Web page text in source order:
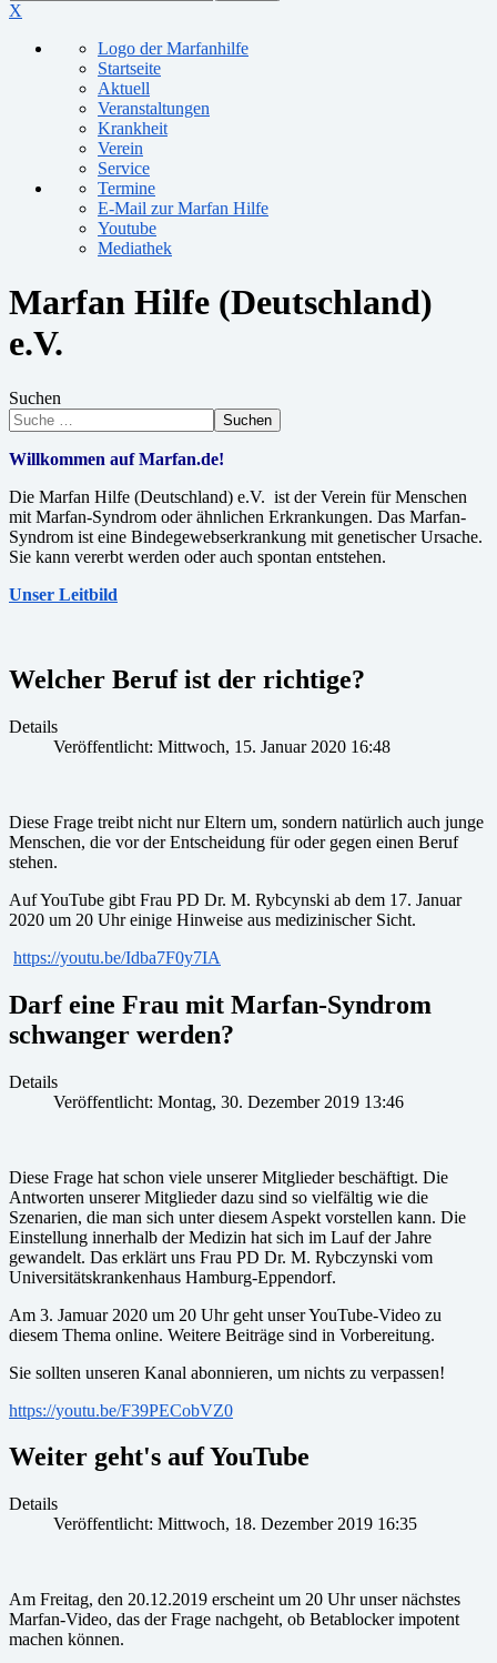
X
Logo der Marfanhilfe
Startseite
Aktuell
Veranstaltungen
Krankheit
Verein
Service
Termine
E-Mail zur Marfan Hilfe
Youtube
Mediathek
Marfan Hilfe (Deutschland)
e.V.
Suchen
Suchen
Willkommen auf Marfan.de!
Die Marfan Hilfe (Deutschland) e.V. ist der Verein für Menschen
mit Marfan-Syndrom oder ähnlichen Erkrankungen. Das Marfan-
Syndrom ist eine Bindegewebserkrankung mit genetischer Ursache.
Sie kann vererbt werden oder auch spontan entstehen.
Unser Leitbild
Welcher Beruf ist der richtige?
Details
Veröffentlicht: Mittwoch, 15. Januar 2020 16:48
Diese Frage treibt nicht nur Eltern um, sondern natürlich auch junge
Menschen, die vor der Entscheidung für oder gegen einen Beruf
stehen.
Auf YouTube gibt Frau PD Dr. M. Rybcynski ab dem 17. Januar
2020 um 20 Uhr einige Hinweise aus medizinischer Sicht.
https://youtu.be/Idba7F0y7IA
Darf eine Frau mit Marfan-Syndrom
schwanger werden?
Details
Veröffentlicht: Montag, 30. Dezember 2019 13:46
Diese Frage hat schon viele unserer Mitglieder beschäftigt. Die
Antworten unserer Mitglieder dazu sind so vielfältig wie die
Szenarien, die man sich unter diesem Aspekt vorstellen kann. Die
Einstellung innerhalb der Medizin hat sich im Lauf der Jahre
gewandelt. Das erklärt uns Frau PD Dr. M. Rybczynski vom
Universitätskrankenhaus Hamburg-Eppendorf.
Am 3. Jamuar 2020 um 20 Uhr geht unser YouTube-Video zu
diesem Thema online. Weitere Beiträge sind in Vorbereitung.
Sie sollten unseren Kanal abonnieren, um nichts zu verpassen!
https://youtu.be/F39PECobVZ0
Weiter geht's auf YouTube
Details
Veröffentlicht: Mittwoch, 18. Dezember 2019 16:35
Am Freitag, den 20.12.2019 erscheint um 20 Uhr unser nächstes
Marfan-Video, das der Frage nachgeht, ob Betablocker impotent
machen können.